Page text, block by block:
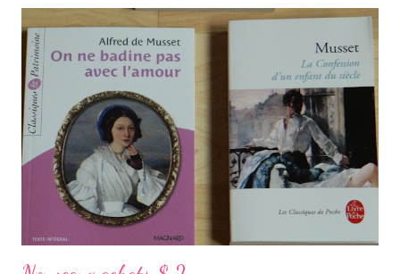
dans cet enfer du passé et tenter de percer la vérité. Elle va
donc rendre visite à son frère qui a maintenant quarante ans. Il
va lui assurer qu'il n'y est pour rien. Elle a du mal à y croire étant
donné que vingt cinq ans plus tôt, Ben s'est laissé embarquer
par la police sans rien dire. Grâce au journal intime de sa mère,
Libby va découvrir les jours qui ont précédé ...